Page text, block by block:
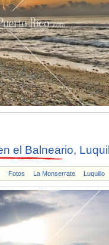
el Balneario,
Fotos La Monserrate Luquillo